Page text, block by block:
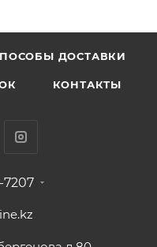
ДОСТАВКИ
КОНТАКТЫ
7207